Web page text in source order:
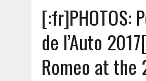
[:fr]PHOTOS:
de l’Auto
Romeo at the